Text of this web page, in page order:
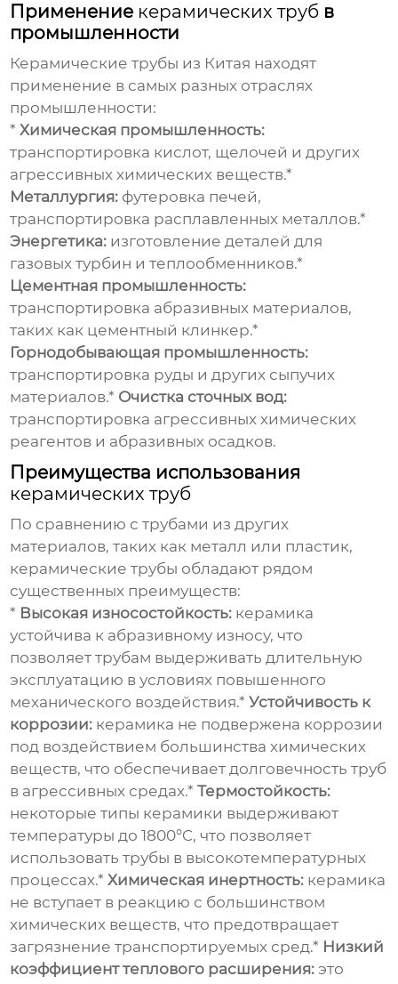
Применение керамических труб в
промышленности
Керамические трубы из Китая находят
применение в самых разных отраслях
промышленности:
*Химическая промышленность:
транспортировка кислот, щелочей и других
агрессивных химических веществ.*
Металлургия: футеровка печей,
транспортировка расплавленных металлов.*
Энергетика: изготовление деталей для
газовых турбин и теплообменников.*
Цементная промышленность:
транспортировка абразивных материалов,
таких как цементный клинкер.*
Горнодобывающая промышленность:
транспортировка руды и других сыпучих
материалов.* Очистка сточных вод:
транспортировка агрессивных химических
реагентов и абразивных осадков.
Преимущества использования
керамических труб
По сравнению с трубами из других
материалов, таких как металл или пластик,
керамические трубы обладают рядом
существенных преимуществ:
* Высокая износостойкость: керамика
устойчива к абразивному износу, что
позволяет трубам выдерживать длительную
эксплуатацию в условиях повышенного
механического воздействия.*Устойчивость к
коррозии: керамика не подвержена коррозии
под воздействием большинства химических
веществ, что обеспечивает долговечность труб
в агрессивных средах.*Термостойкость:
некоторые типы керамики выдерживают
температуры до 1800°C, что позволяет
использовать трубы в высокотемпературных
процессах.*Химическая инертность: керамика
не вступает в реакцию с большинством
химических веществ, что предотвращает
загрязнение транспортируемых сред.* Низкий
коэффициент теплового расширения: это